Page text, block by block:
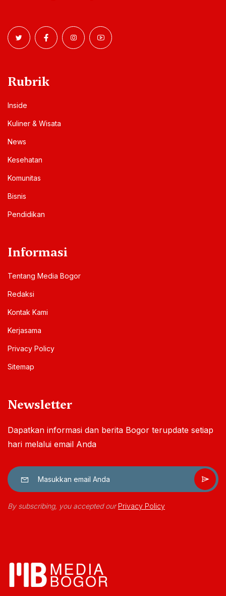
Rubrik
Inside
Kuliner & Wisata
News
Kesehatan
Komunitas
Bisnis
Pendidikan
Informasi
Tentang Media Bogor
Redaksi
Kontak Kami
Kerjasama
Privacy Policy
Sitemap
Newsletter
Dapatkan informasi dan berita Bogor terupdate setiap
hari melalui email Anda
By subscribing, you accepted ourPrivacy Policy